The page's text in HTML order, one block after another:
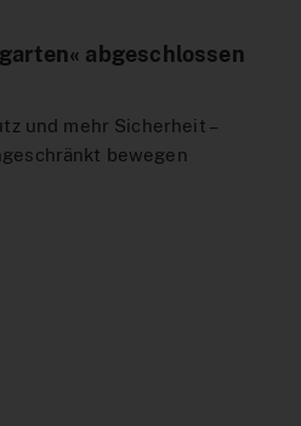
abgeschlossen
und mehr Sicherheit –
bewegen